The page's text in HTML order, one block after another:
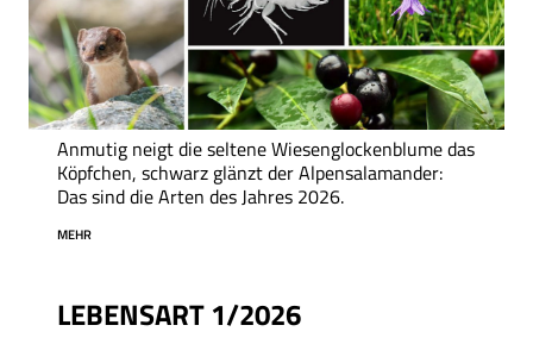
Anmutig neigt die seltene Wiesenglockenblume das
Köpfchen, schwarz glänzt der Alpensalamander:
Das sind die Arten des Jahres 2026.
MEHR
LEBENSART 1/2026